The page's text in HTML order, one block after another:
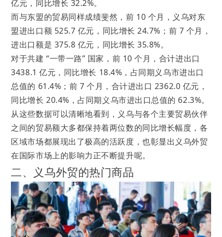
亿元，同比增长 32.2%。
而与东盟的贸易同样成绩斐然，前 10 个月，义乌对东
盟进出口额 525.7 亿元，同比增长 24.7%；前 7 个月，
进出口额是 375.8 亿元，同比增长 35.8%。
对于共建 “一带一路” 国家，前 10 个月，合计进出口
3438.1 亿元，同比增长 18.4%，占同期义乌市进出口
总值的 61.4%；前 7 个月，合计进出口 2362.0 亿元，
同比增长 20.4%，占同期义乌市进出口总值的 62.3%。
从这些数据可以清晰地看到，义乌与各个主要贸易伙伴
之间的贸易额大多都保持着两位数的同比增长幅度，各
区域市场都展现出了极高的活跃度，也彰显出义乌外贸
在国际市场上的影响力正不断提升呢。
二、义乌外贸的热门商品